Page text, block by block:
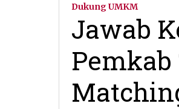
Dukung UMKM
Jawab
Pemkab